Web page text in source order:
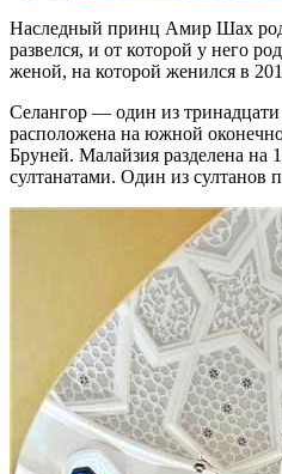
Наследный принц Амир Шах
развелся, и от которой у него
женой, на которой женился в
Селангор — один из тринадцати
расположена на южной
Бруней. Малайзия разделена на
султанатами. Один из султанов